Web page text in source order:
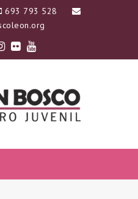
693 793 528
Instagram
FlickrYoutube